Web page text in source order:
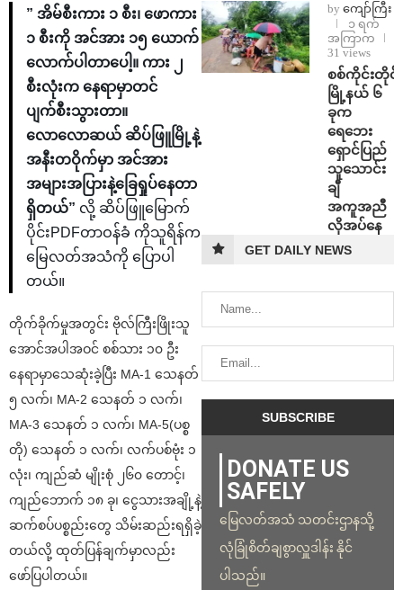
” အိမ်စီးကား ၁ စီး၊ ဖောကား
၁ စီးကို အင်အား ၁၅ ယောက်
လောက်ပါတာပေါ့။ ကား ၂
စီးလုံးက နေရာမှာတင်
ပျက်စီးသွားတာ။
လောလောဆယ် ဆိပ်ဖြူမြို့နဲ့
အနီးတဝိုက်မှာ အင်အား
အများအပြားနဲ့ခြေရှုပ်နေတာ
ရှိတယ်” လို့ ဆိပ်ဖြူမြောက်
ပိုင်းPDFတာဝန်ခံ ကိုသူရိန်က
မြေလတ်အသံကို ပြောပါ
တယ်။
တိုက်ခိုက်မှုအတွင်း ဗိုလ်ကြီးဖြိုးသူ
အောင်အပါအဝင် စစ်သား ၁၀ ဦး
နေရာမှာသေဆုံးခဲ့ပြီး MA-1 သေနတ်
၅ လက်၊ MA-2 သေနတ် ၁ လက်၊
MA-3 သေနတ် ၁ လက်၊ MA-5(ပစ္စ
တို) သေနတ် ၁ လက်၊ လက်ပစ်ဗုံး ၁
လုံး၊ ကျည်ဆံ မျိုးစုံ ၂၆၀ တောင့်၊
ကျည်ဘောက် ၁၈ ခု၊ ငွေသားအချို့နဲ့
ဆက်စပ်ပစ္စည်းတွေ သိမ်းဆည်းရရှိခဲ့
တယ်လို့ ထုတ်ပြန်ချက်မှာလည်း
ဖော်ပြပါတယ်။
by ကျော်ကြီး
၁ ရက်
အကြာက
31 views
စစ်ကိုင်းတိုင်း
မြို့နယ် ၆
ခုက
ရေဘေး
ရှောင်ပြည်
သူသောင်း
ချီ
အကူအညီ
လိုအပ်နေ
GET DAILY NEWS
DONATE US
SAFELY
မြေလတ်အသံ သတင်းဌာနသို့
လုံခြုံစိတ်ချစွာလှူဒါန်း နိုင်
ပါသည်။